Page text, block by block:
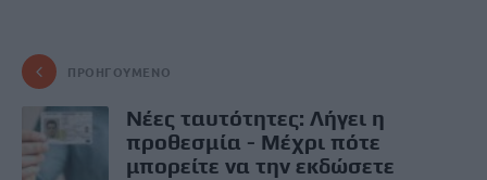
ΠΡΟΗΓΟΎΜΕΝΟ
Νέες ταυτότητες: Λήγει η
προθεσμία - Μέχρι πότε
μπορείτε να την εκδώσετε